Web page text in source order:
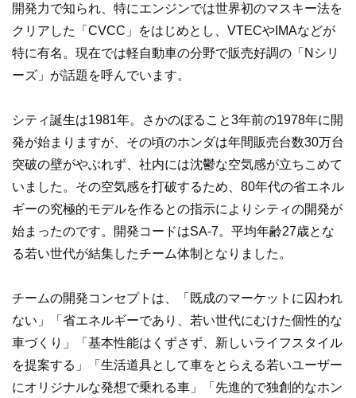
開発力で知られ、特にエンジンでは世界初のマスキー法を
クリアした「CVCC」をはじめとし、VTECやIMAなどが
特に有名。現在では軽自動車の分野で販売好調の「Nシリ
ーズ」が話題を呼んでいます。
シティ誕生は1981年。さかのぼること3年前の1978年に開
発が始まりますが、その頃のホンダは年間販売台数30万台
突破の壁がやぶれず、社内には沈鬱な空気感が立ちこめて
いました。その空気感を打破するため、80年代の省エネル
ギーの究極的モデルを作るとの指示によりシティの開発が
始まったのです。開発コードはSA-7。平均年齢27歳とな
る若い世代が結集したチーム体制となりました。
チームの開発コンセプトは、「既成のマーケットに囚われ
ない」「省エネルギーであり、若い世代にむけた個性的な
車づくり」「基本性能はくずさず、新しいライフスタイル
を提案する」「生活道具として車をとらえる若いユーザー
にオリジナルな発想で乗れる車」「先進的で独創的なホン